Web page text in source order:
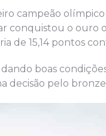
campeão
conquistou o ouro
de 15,14 pontos
boas
decisão pelo